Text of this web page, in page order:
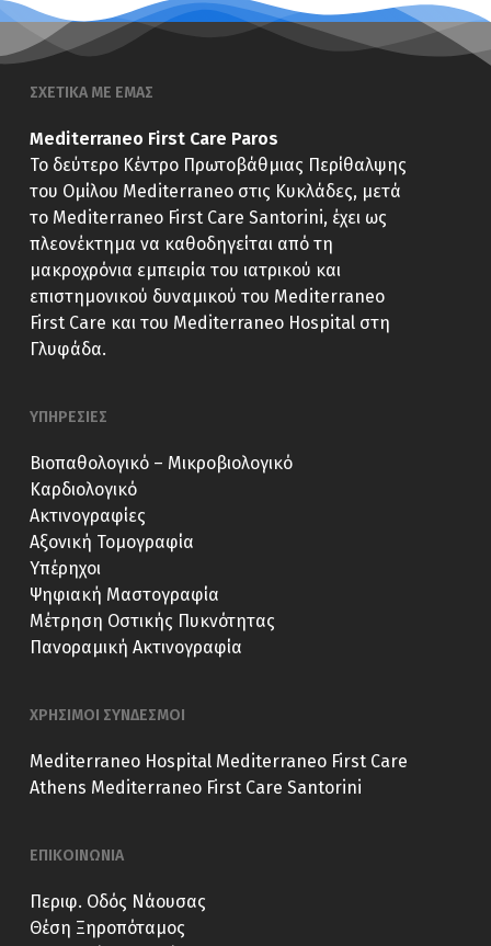
ΣΧΕΤΙΚΑ ΜΕ ΕΜΑΣ
Mediterraneo First Care Paros
Το δεύτερο Κέντρο Πρωτοβάθμιας Περίθαλψης
του Ομίλου Mediterraneo στις Κυκλάδες, μετά
το Mediterraneo First Care Santorini, έχει ως
πλεονέκτημα να καθοδηγείται από τη
μακροχρόνια εμπειρία του ιατρικού και
επιστημονικού δυναμικού του Mediterraneo
First Care και του Mediterraneo Hospital στη
Γλυφάδα.
ΥΠΗΡΕΣΙΕΣ
Βιοπαθολογικό – Μικροβιολογικό
Καρδιολογικό
Ακτινογραφίες
Αξονική Τομογραφία
Υπέρηχοι
Ψηφιακή Μαστογραφία
Μέτρηση Οστικής Πυκνότητας
Πανοραμική Ακτινογραφία
ΧΡΗΣΙΜΟΙ ΣΥΝΔΕΣΜΟΙ
Mediterraneo Hospital Mediterraneo First Care
Athens Mediterraneo First Care Santorini
ΕΠΙΚΟΙΝΩΝΙΑ
Περιφ. Οδός Νάουσας
Θέση Ξηροπόταμος